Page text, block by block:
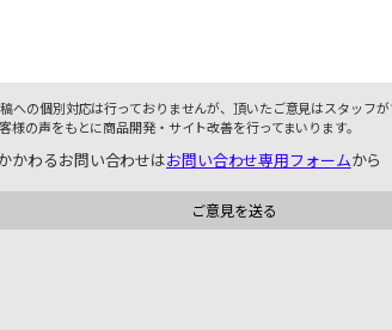
への個別対応は行っておりませんが、頂いたご意見はスタッフ
様の声をもとに商品開発・サイト改善を行ってまいります。
かわるお問い合わせはお問い合わせ専用フォームから